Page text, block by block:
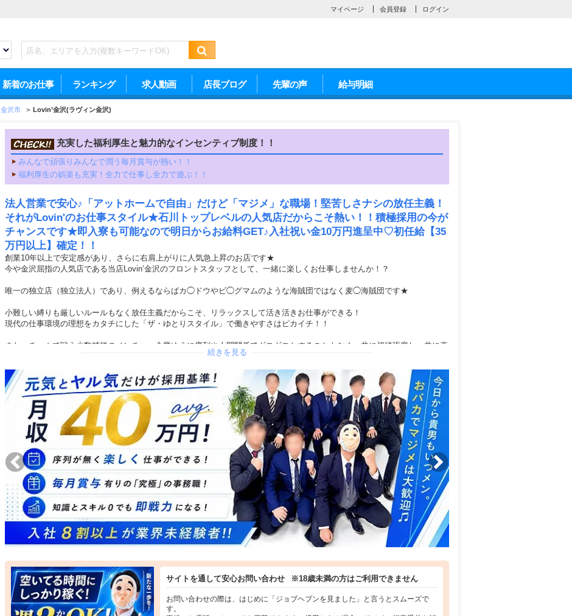
マイページ 会員登録 ログイン
新着のお仕事 ランキング 求人動画 店長ブログ 先輩の声 給与明細
金沢市 > Lovin’金沢(ラヴィン金沢)
充実した福利厚生と魅力的なインセンティブ制度！！
みんなで頑張りみんなで潤う毎月賞与が熱い！！
福利厚生の娯楽も充実！全力で仕事し全力で遊ぶ！！
法人営業で安心♪「アットホームで自由」だけど「マジメ」な職場！堅苦しさナシの放任主義！
それがLovin'のお仕事スタイル★石川トップレベルの人気店だからこそ熱い！！積極採用の今が
チャンスです★即入寮も可能なので明日からお給料GET♪入社祝い金10万円進呈中♡初任給【35
万円以上】確定！！
創業10年以上で安定感があり、さらに右肩上がりに人気急上昇のお店です★
今や金沢屈指の人気店である当店Lovin’金沢のフロントスタッフとして、一緒に楽しくお仕事しませんか！？
唯一の独立店（独立法人）であり、例えるならばカ◯ドウやビ◯グマムのような海賊団ではなく麦◯海賊団です★
小難しい縛りも厳しいルールもなく放任主義だからこそ、リラックスして活き活きお仕事ができる！
現代の仕事環境の理想をカタチにした「ザ・ゆとりスタイル」で働きやすさはピカイチ！！
また、チームで戦う少数精鋭のベンチャー企業ゆえに序列や人間関係でギスギスとすることもなく、共に切磋琢磨し、共に喜
転職をお考えの貴男にぜひ知って頂きたいお仕事です！！
★☆★☆★☆★☆★☆★☆★☆★☆
⇒ゼロスタートのスタッフばかり！
★☆★☆★☆★☆★☆★☆★☆★☆
応募者のほとんどが、利用したことはあっても働くことを考えたこともなかった方ばかり！
つまりは業界未経験者ばかりです！
業務内容はいたってシンプルな一般事務職がメインなお仕事です♪
◆電話受付応対
◆ＰＣ・スマホによる業務作業
◆女性キャストの全面サポート
◆送迎作業
など、基本的には女の子が主役の裏方のお仕事にはなりますが、他にはないこの業界独特のおもしろさがあります☆彡
来て初めて分かる！！こんなお仕事があったんだ！と。
きっと貴方にとっても素敵な出会いになるでしょう♪
続きを見る
サイトを通して安心お問い合わせ ※18歳未満の方はご利用できません
お問い合わせの際は、はじめに「ジョブヘブンを見ました」と言うとスムーズで
す。